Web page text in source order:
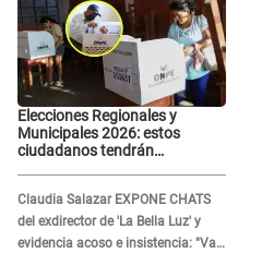
Elecciones Regionales y
Municipales 2026: estos
ciudadanos tendrán
Claudia Salazar EXPONE CHATS
del exdirector de 'La Bella Luz' y
evidencia acoso e insistencia: "Vas